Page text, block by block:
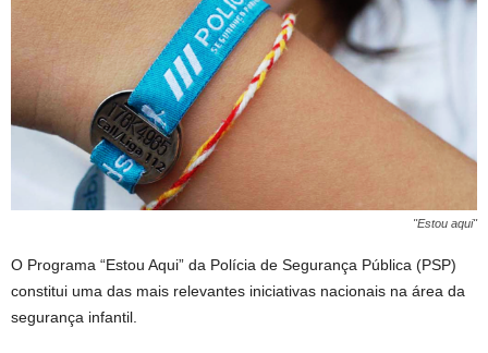
"Estou aqui"
O Programa “Estou Aqui” da Polícia de Segurança Pública (PSP)
constitui uma das mais relevantes iniciativas nacionais na área da
segurança infantil.